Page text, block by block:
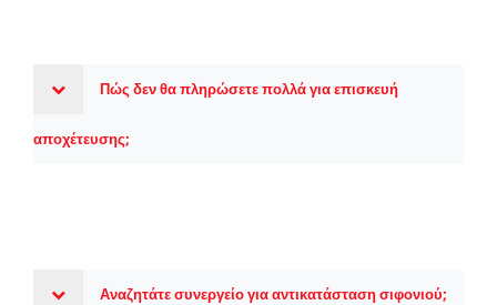
Πώς δεν θα πληρώσετε πολλά για επισκευή
αποχέτευσης;
Αναζητάτε συνεργείο για αντικατάσταση σιφονιού;